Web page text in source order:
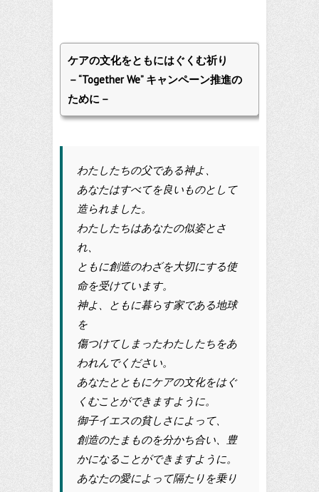
ケアの文化をともにはぐくむ祈り
－“Together We” キャンペーン推進の
ために－
わたしたちの父である神よ、
あなたはすべてを良いものとして
造られました。
わたしたちはあなたの似姿とさ
れ、
ともに創造のわざを大切にする使
命を受けています。
神よ、ともに暮らす家である地球
を
傷つけてしまったわたしたちをあ
われんでください。
あなたとともにケアの文化をはぐ
くむことができますように。
御子イエスの貧しさによって、
創造のたまものを分かち合い、豊
かになることができますように。
あなたの愛によって隔たりを乗り